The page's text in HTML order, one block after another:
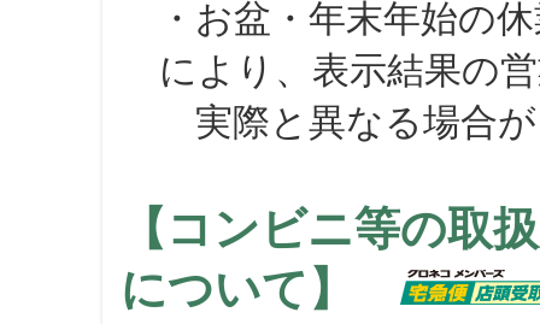
・お盆・年末年始の
により、表示結果の
実際と異なる場合が
【コンビニ等の取
について】